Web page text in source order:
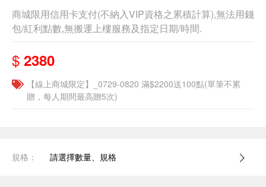
商城限用信用卡支付(不納入VIP資格之累積計算),無法用錢
包/紅利點數,無搬運上樓服務及指定日期/時間.
$ 2380
【線上商城限定】_0729-0820 滿$2200送100點(單筆不累
贈，每人期間最高贈5次)
規格： 請選擇數量、規格